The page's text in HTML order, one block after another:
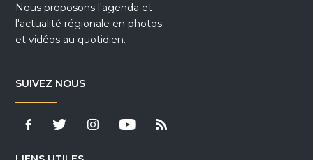
Nous proposons l'agenda et
l'actualité régionale en photos
et vidéos au quotidien.
SUIVEZ NOUS